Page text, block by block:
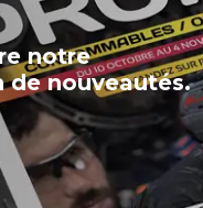
notre
nouveautés.